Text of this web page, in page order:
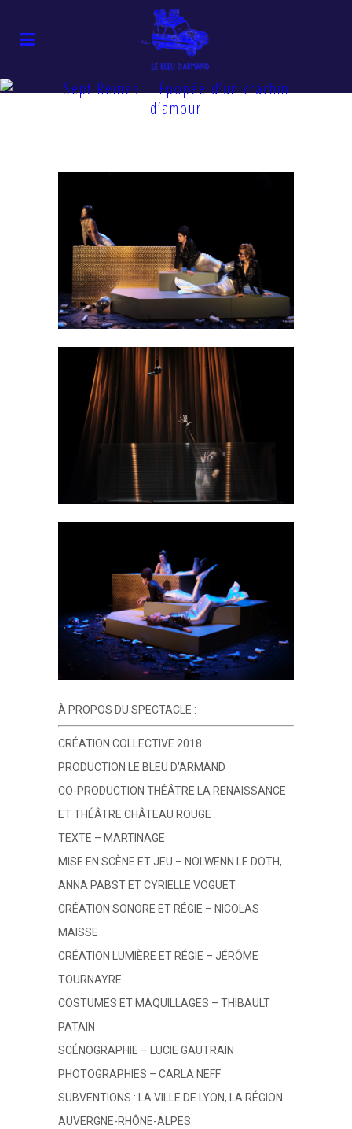
Sept Reines – Épopée d’un crachin
d’amour
À PROPOS DU SPECTACLE :
CRÉATION COLLECTIVE 2018
PRODUCTION LE BLEU D’ARMAND
CO-PRODUCTION THÉÂTRE LA RENAISSANCE
ET THÉÂTRE CHÂTEAU ROUGE
TEXTE – MARTINAGE
MISE EN SCÈNE ET JEU – NOLWENN LE DOTH,
ANNA PABST ET CYRIELLE VOGUET
CRÉATION SONORE ET RÉGIE – NICOLAS
MAISSE
CRÉATION LUMIÈRE ET RÉGIE – JÉRÔME
TOURNAYRE
COSTUMES ET MAQUILLAGES – THIBAULT
PATAIN
SCÉNOGRAPHIE – LUCIE GAUTRAIN
PHOTOGRAPHIES – CARLA NEFF
SUBVENTIONS : LA VILLE DE LYON, LA RÉGION
AUVERGNE-RHÔNE-ALPES